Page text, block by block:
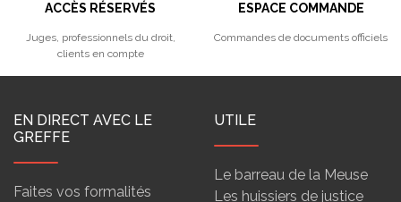
ACCÈS RÉSERVÉS
Juges, professionnels du droit,
clients en compte
ESPACE COMMANDE
Commandes de documents officiels
EN DIRECT AVEC LE
GREFFE
Faites vos formalités
UTILE
Le barreau de la Meuse
Les huissiers de justice